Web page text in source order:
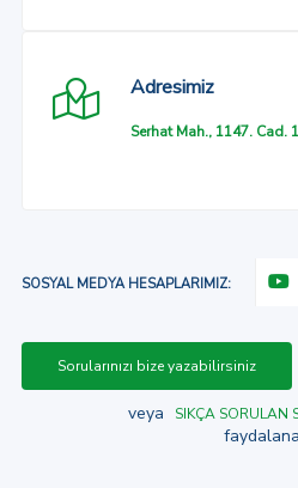
Adresimiz
Serhat Mah., 1147. Cad.
SOSYAL MEDYA HESAPLARIMIZ:
Sorularınızı bize yazabilirsiniz
veya SIKÇA SORULAN